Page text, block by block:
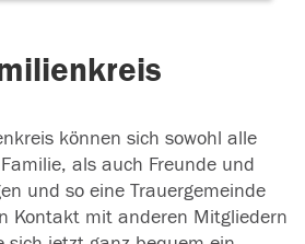
können sich sowohl alle
als auch Freunde und
und so eine Trauergemeinde
Kontakt mit anderen Mitgliedern